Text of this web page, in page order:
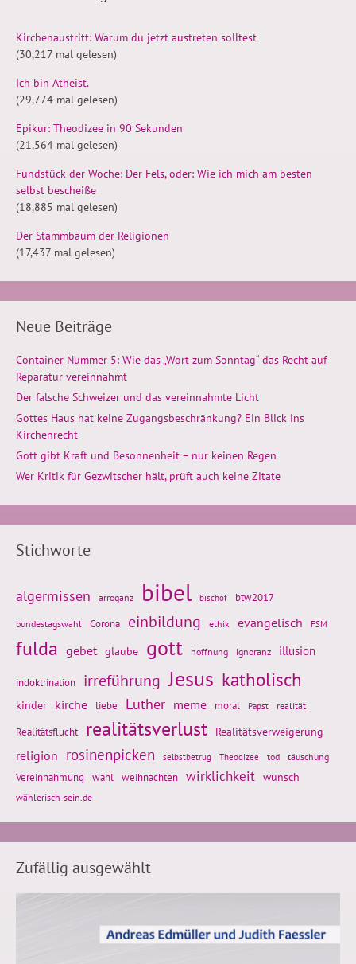
Kirchenaustritt: Warum du jetzt austreten solltest
(30,217 mal gelesen)
Ich bin Atheist.
(29,774 mal gelesen)
Epikur: Theodizee in 90 Sekunden
(21,564 mal gelesen)
Fundstück der Woche: Der Fels, oder: Wie ich mich am besten
selbst bescheiße
(18,885 mal gelesen)
Der Stammbaum der Religionen
(17,437 mal gelesen)
Neue Beiträge
Container Nummer 5: Wie das „Wort zum Sonntag“ das Recht auf
Reparatur vereinnahmt
Der falsche Schweizer und das vereinnahmte Licht
Gottes Haus hat keine Zugangsbeschränkung? Ein Blick ins
Kirchenrecht
Gott gibt Kraft und Besonnenheit – nur keinen Regen
Wer Kritik für Gezwitscher hält, prüft auch keine Zitate
Stichworte
algermissen arroganz bibel bischof btw2017
bundestagswahl Corona einbildung ethik evangelisch FSM
fulda gebet glaube gott hoffnung ignoranz illusion
indoktrination irreführung Jesus katholisch
kinder kirche liebe Luther meme moral Papst realität
Realitätsflucht realitätsverlust Realitätsverweigerung
religion rosinenpicken selbstbetrug Theodizee tod täuschung
Vereinnahmung wahl weihnachten wirklichkeit wunsch
wählerisch-sein.de
Zufällig ausgewählt